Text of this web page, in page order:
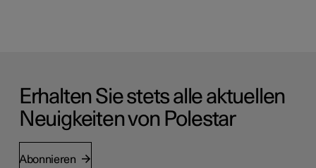
Erhalten Sie stets alle aktuellen
Neuigkeiten von Polestar
Abonnieren